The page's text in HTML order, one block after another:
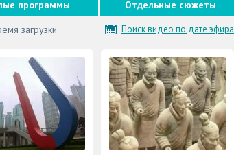
программы Отдельные сюжеты
Поиск видео по дате эфира
загрузки